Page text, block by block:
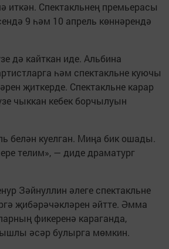
иткән. Спектакльнең премьерасы
9 һәм 10 апрель көннәрендә
дә кайткан иде. Альбина
һәм спектакльне куючы
җиткерде. Спектакльне карар
чыккан кебек борчылуын
белән куелган. Миңа бик ошады.
телим», — диде драматург
Зәйнуллин әлеге спектакльне
җибәрәчәкләрен әйтте. Әмма
фикеренә караганда,
әсәр булырга мөмкин.